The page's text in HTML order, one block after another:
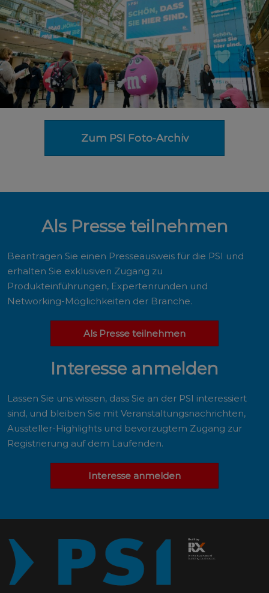
Zum PSI Foto-Archiv
Als Presse teilnehmen
Beantragen Sie einen Presseausweis für die PSI und
erhalten Sie exklusiven Zugang zu
Produkteinführungen, Expertenrunden und
Networking-Möglichkeiten der Branche.
Als Presse teilnehmen
Interesse anmelden
Lassen Sie uns wissen, dass Sie an der PSI interessiert
sind, und bleiben Sie mit Veranstaltungsnachrichten,
Aussteller-Highlights und bevorzugtem Zugang zur
Registrierung auf dem Laufenden.
Interesse anmelden